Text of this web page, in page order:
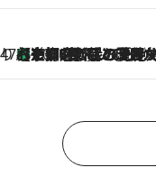
47都道府県の手みやげ ひんやりスイーツで夏を満喫
2026.8.7
【京都府】この夏絶対食べたい 冷やしておいしいおやつ3選 ひと口目から心を掴む